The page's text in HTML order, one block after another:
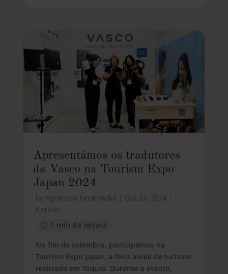
Apresentámos os tradutores
da Vasco na Tourism Expo
Japan 2024
by Agnieszka Noskowska Out 21, 2024
Notícias
1 min de leitura
No fim de setembro, participámos na
Tourism Expo Japan, a feira anual de turismo
realizada em Tóquio. Durante o evento,